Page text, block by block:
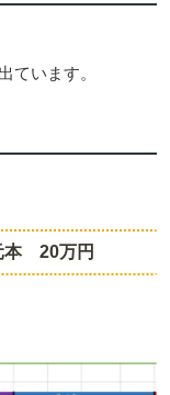
ています。
本 20万円